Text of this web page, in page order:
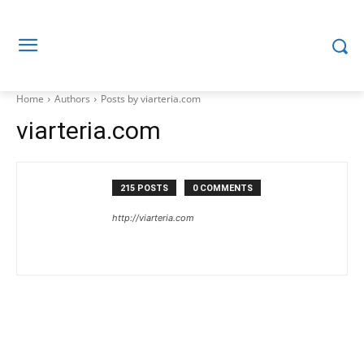
Home Authors Posts by viarteria.com
viarteria.com
215 POSTS 0 COMMENTS
http://viarteria.com